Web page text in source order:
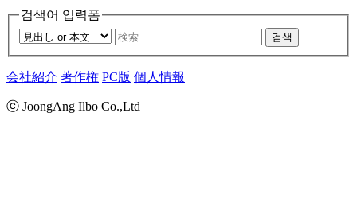
검색어 입력폼
검색
会社紹介 著作権 PC版 個人情報
ⓒ JoongAng Ilbo Co.,Ltd